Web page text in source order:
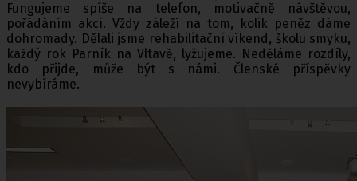
Fungujeme spíše na telefon, motivačně návštěvou,
pořádáním akcí. Vždy záleží na tom, kolik peněz dáme
dohromady. Dělali jsme rehabilitační víkend, školu smyku,
každý rok Parník na Vltavě, lyžujeme. Neděláme rozdíly,
kdo přijde, může být s námi. Členské příspěvky
nevybíráme.